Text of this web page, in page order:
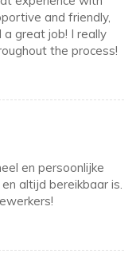
and friendly,
a great job! I really
the process!
en persoonlijke
altijd bereikbaar is.